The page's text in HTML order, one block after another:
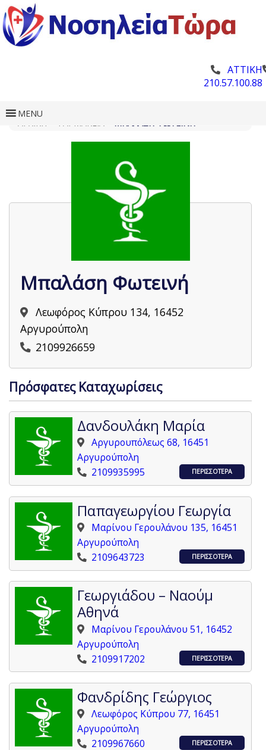
ΑΤΤΙΚΗ
210.57.100.88
MENU
Μπαλάση Φωτεινή
Λεωφόρος Κύπρου 134, 16452
Αργυρούπολη
2109926659
Πρόσφατες Καταχωρίσεις
Δανδουλάκη Μαρία
Αργυρουπόλεως 68, 16451
Αργυρούπολη
2109935995
ΠΕΡΙΣΣΟΤΕΡΑ
Παπαγεωργίου Γεωργία
Μαρίνου Γερουλάνου 135, 16451
Αργυρούπολη
2109643723
ΠΕΡΙΣΣΟΤΕΡΑ
Γεωργιάδου – Ναούμ
Αθηνά
Μαρίνου Γερουλάνου 51, 16452
Αργυρούπολη
2109917202
ΠΕΡΙΣΣΟΤΕΡΑ
Φανδρίδης Γεώργιος
Λεωφόρος Κύπρου 77, 16451
Αργυρούπολη
2109967660
ΠΕΡΙΣΣΟΤΕΡΑ